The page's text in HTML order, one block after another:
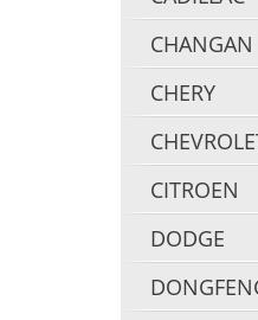
CHANGAN
CHERY
CITROEN
DODGE